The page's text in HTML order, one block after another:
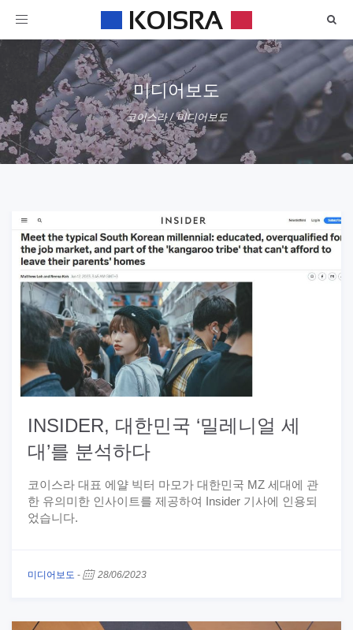
Toggle
미디어보도
코이스라/미디어보도
INSIDER, 대한민국 ‘밀레니얼 세
대’를 분석하다
코이스라 대표 에얄 빅터 마모가 대한민국 MZ 세대에 관
한 유의미한 인사이트를 제공하여 Insider 기사에 인용되
었습니다.
미디어보도 - 28/06/2023